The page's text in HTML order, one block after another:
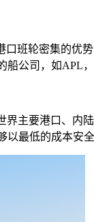
班轮密集的
公司，如APL
主要港口、
最低的成本安全